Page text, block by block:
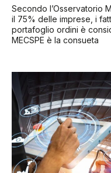
Secondo l’Osservatorio
il 75% delle imprese, i
portafoglio ordini è
MECSPE è la consueta